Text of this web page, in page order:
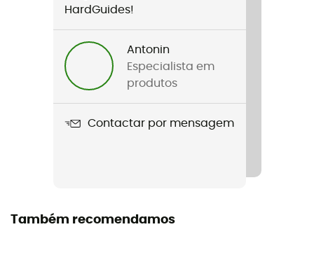
Men's Active Warm Tights
Etiqueta
HardGuides!
Antonin
Especialista em
produtos
Contactar por mensagem
Também recomendamos